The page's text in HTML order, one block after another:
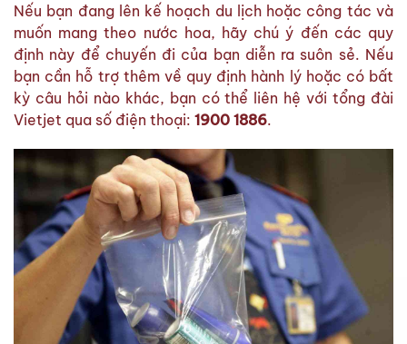
Nếu bạn đang lên kế hoạch du lịch hoặc công tác và
muốn mang theo nước hoa, hãy chú ý đến các quy
định này để chuyến đi của bạn diễn ra suôn sẻ. Nếu
bạn cần hỗ trợ thêm về quy định hành lý hoặc có bất
kỳ câu hỏi nào khác, bạn có thể liên hệ với tổng đài
Vietjet qua số điện thoại: 1900 1886.